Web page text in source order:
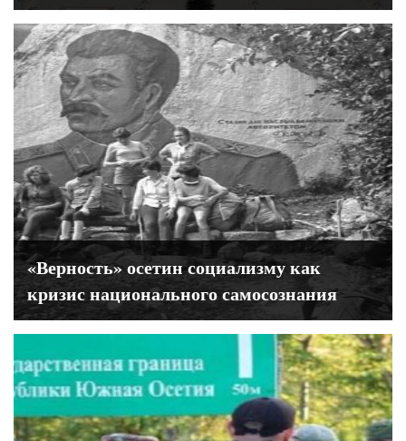
«Верность» осетин социализму как
кризис национального самосознания